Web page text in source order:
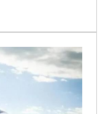
節快樂，當